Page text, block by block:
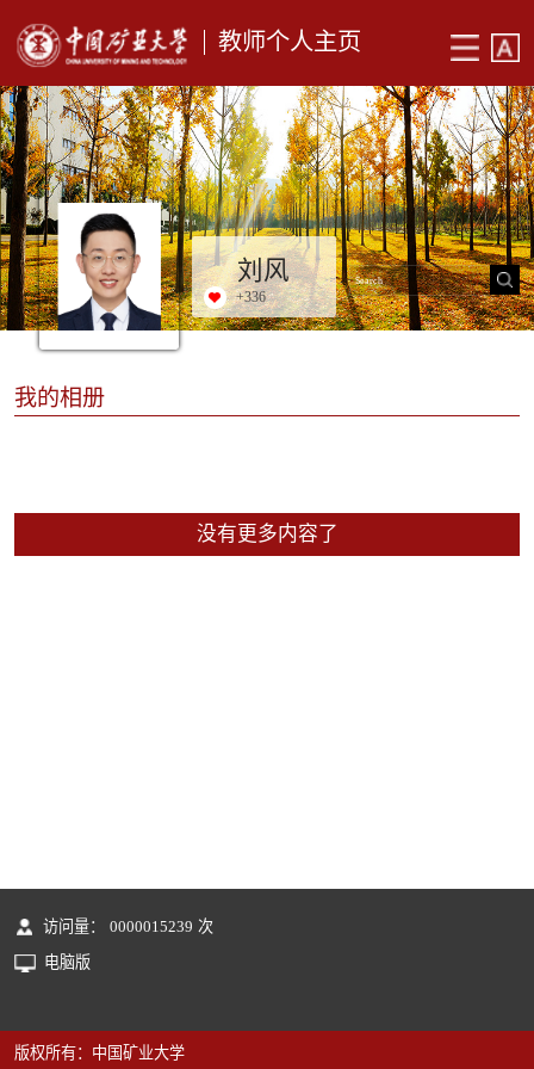
教师个人主页
刘风
+336
我的相册
没有更多内容了
访问量： 0000015239 次
电脑版
版权所有：中国矿业大学